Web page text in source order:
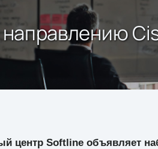
центр Softline объявляет